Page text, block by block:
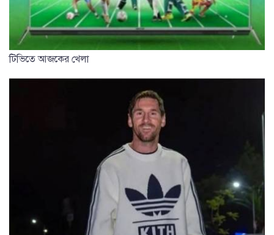
টিভিতে আজকের খেলা